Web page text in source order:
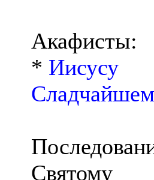
Акафисты:
* Иисусу
Святому